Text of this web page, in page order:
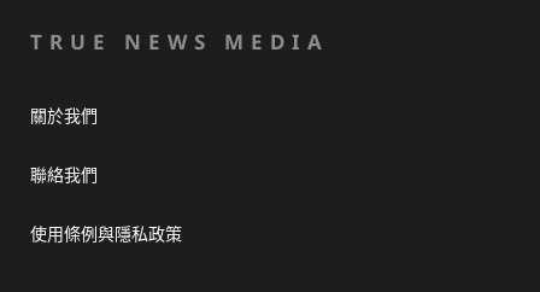
TRUE NEWS MEDIA
關於我們
聯絡我們
使用條例與隱私政策